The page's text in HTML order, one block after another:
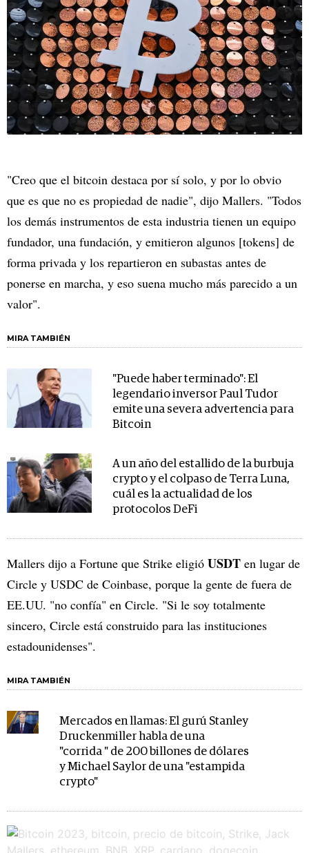
"Creo que el bitcoin destaca por sí solo, y por lo obvio
que es que no es propiedad de nadie", dijo Mallers. "Todos
los demás instrumentos de esta industria tienen un equipo
fundador, una fundación, y emitieron algunos [tokens] de
forma privada y los repartieron en subastas antes de
ponerse en marcha, y eso suena mucho más parecido a un
valor".
MIRA TAMBIÉN
"Puede haber terminado": El
legendario inversor Paul Tudor
emite una severa advertencia para
Bitcoin
A un año del estallido de la burbuja
crypto y el colpaso de Terra Luna,
cuál es la actualidad de los
protocolos DeFi
Mallers dijo a Fortune que Strike eligió USDT en lugar de
Circle y USDC de Coinbase, porque la gente de fuera de
EE.UU. "no confía" en Circle. "Si le soy totalmente
sincero, Circle está construido para las instituciones
estadounidenses".
MIRA TAMBIÉN
Mercados en llamas: El gurú Stanley
Druckenmiller habla de una
"corrida " de 200 billones de dólares
y Michael Saylor de una "estampida
crypto"